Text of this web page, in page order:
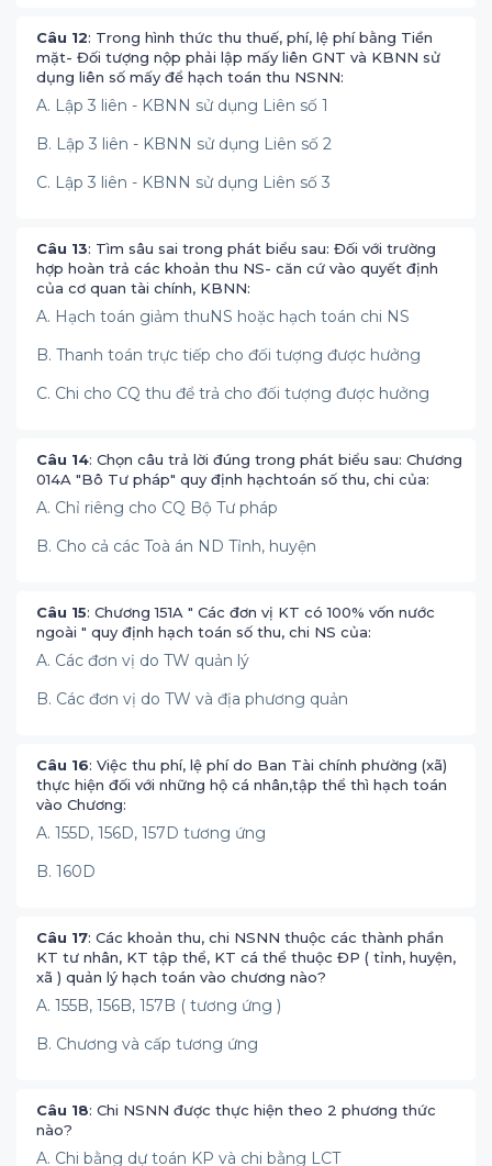
Câu 12: Trong hình thức thu thuế, phí, lệ phí bằng Tiền
mặt- Đối tượng nộp phải lập mấy liên GNT và KBNN sử
dụng liên số mấy để hạch toán thu NSNN:
A. Lập 3 liên - KBNN sử dụng Liên số 1
B. Lập 3 liên - KBNN sử dụng Liên số 2
C. Lập 3 liên - KBNN sử dụng Liên số 3
Câu 13: Tìm sâu sai trong phát biểu sau: Đối với trường
hợp hoàn trả các khoản thu NS- căn cứ vào quyết định
của cơ quan tài chính, KBNN:
A. Hạch toán giảm thuNS hoặc hạch toán chi NS
B. Thanh toán trực tiếp cho đối tượng được hưởng
C. Chi cho CQ thu để trả cho đối tượng được hưởng
Câu 14: Chọn câu trả lời đúng trong phát biểu sau: Chương
014A "Bô Tư pháp" quy định hạchtoán số thu, chi của:
A. Chỉ riêng cho CQ Bộ Tư pháp
B. Cho cả các Toà án ND Tỉnh, huyện
Câu 15: Chương 151A " Các đơn vị KT có 100% vốn nước
ngoài " quy định hạch toán số thu, chi NS của:
A. Các đơn vị do TW quản lý
B. Các đơn vị do TW và địa phương quản
Câu 16: Việc thu phí, lệ phí do Ban Tài chính phường (xã)
thực hiện đối với những hộ cá nhân,tập thể thì hạch toán
vào Chương:
A. 155D, 156D, 157D tương ứng
B. 160D
Câu 17: Các khoản thu, chi NSNN thuộc các thành phần
KT tư nhân, KT tập thể, KT cá thể thuộc ĐP ( tỉnh, huyện,
xã ) quản lý hạch toán vào chương nào?
A. 155B, 156B, 157B ( tương ứng )
B. Chương và cấp tương ứng
Câu 18: Chi NSNN được thực hiện theo 2 phương thức
nào?
A. Chi bằng dự toán KP và chi bằng LCT